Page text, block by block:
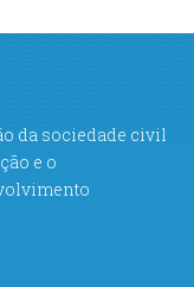
da sociedade civil
e o